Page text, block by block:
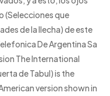
(Selecciones que
de la llecha) de este
De Argentina Sa
The International
de Tabul) is the
version shown in